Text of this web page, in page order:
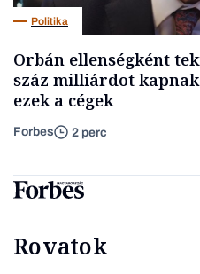
Politika
Orbán ellenségként
száz milliárdot
ezek a cégek
Forbes 2 perc
Rovatok